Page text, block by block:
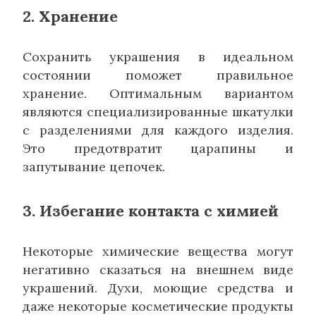
2. Хранение
Сохранить украшения в идеальном
состоянии поможет правильное
хранение. Оптимальным вариантом
являются специализированные шкатулки
с разделениями для каждого изделия.
Это предотвратит царапины и
запутывание цепочек.
3. Избегание контакта с химией
Некоторые химические вещества могут
негативно сказаться на внешнем виде
украшений. Духи, моющие средства и
даже некоторые косметические продукты